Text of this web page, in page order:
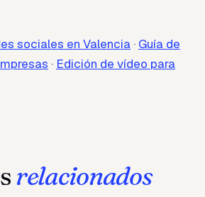
sociales en Valencia · Guía de
· Edición de vídeo para
relacionados